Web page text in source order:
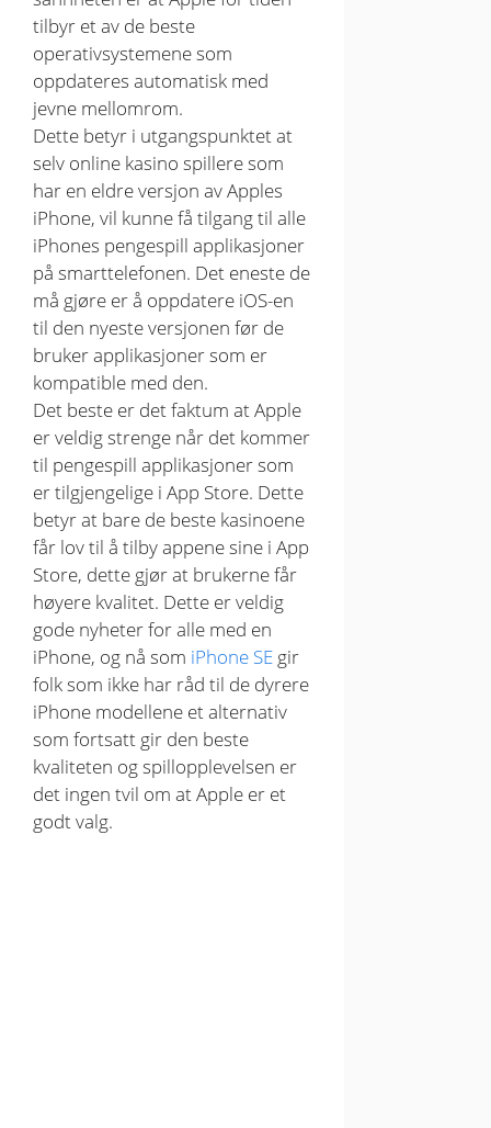
tilbyr et av de beste
operativsystemene som
oppdateres automatisk med
jevne mellomrom.
Dette betyr i utgangspunktet at
selv online kasino spillere som
har en eldre versjon av Apples
iPhone, vil kunne få tilgang til alle
iPhones pengespill applikasjoner
på smarttelefonen. Det eneste de
må gjøre er å oppdatere iOS-en
til den nyeste versjonen før de
bruker applikasjoner som er
kompatible med den.
Det beste er det faktum at Apple
er veldig strenge når det kommer
til pengespill applikasjoner som
er tilgjengelige i App Store. Dette
betyr at bare de beste kasinoene
får lov til å tilby appene sine i App
Store, dette gjør at brukerne får
høyere kvalitet. Dette er veldig
gode nyheter for alle med en
iPhone, og nå som iPhone SE gir
folk som ikke har råd til de dyrere
iPhone modellene et alternativ
som fortsatt gir den beste
kvaliteten og spillopplevelsen er
det ingen tvil om at Apple er et
godt valg.